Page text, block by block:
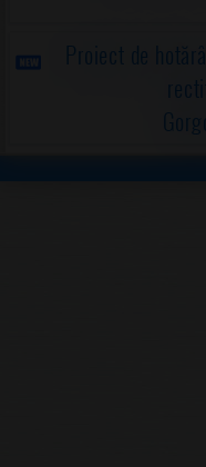
Proiect de